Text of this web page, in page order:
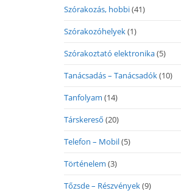
Szórakozás, hobbi(41)
Szórakozóhelyek(1)
Szórakoztató elektronika(5)
Tanácsadás – Tanácsadók(10)
Tanfolyam (14)
Társkereső (20)
Telefon – Mobil(5)
Történelem (3)
Tőzsde – Részvények(9)